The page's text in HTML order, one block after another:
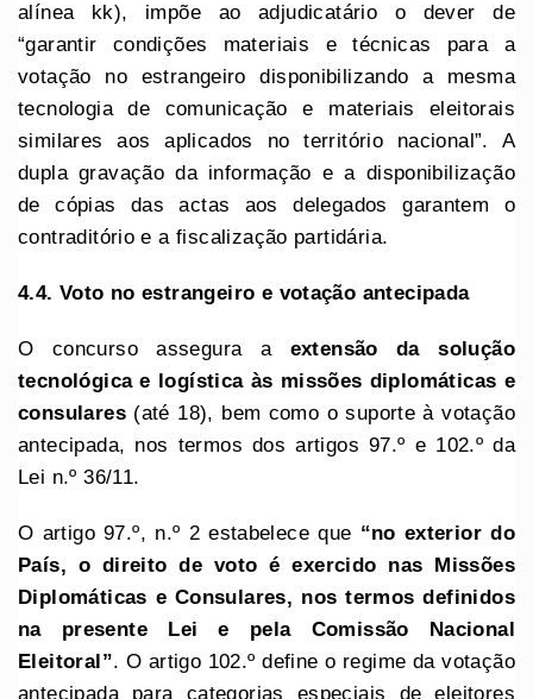
alínea kk), impõe ao adjudicatário o dever de
“garantir condições materiais e técnicas para a
votação no estrangeiro disponibilizando a mesma
tecnologia de comunicação e materiais eleitorais
similares aos aplicados no território nacional”. A
dupla gravação da informação e a disponibilização
de cópias das actas aos delegados garantem o
contraditório e a fiscalização partidária.
4.4. Voto no estrangeiro e votação antecipada
O concurso assegura a extensão da solução
tecnológica e logística às missões diplomáticas e
consulares(até 18), bem como o suporte à votação
antecipada, nos termos dos artigos 97.º e 102.º da
Lei n.º 36/11.
O artigo 97.º, n.º 2 estabelece que “no exterior do
País, o direito de voto é exercido nas Missões
Diplomáticas e Consulares, nos termos definidos
na presente Lei e pela Comissão Nacional
Eleitoral”. O artigo 102.º define o regime da votação
antecipada para categorias especiais de eleitores